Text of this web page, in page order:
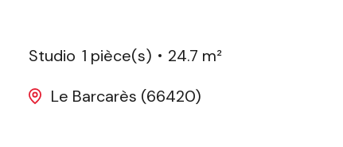
Studio 1 pièce(s)
24.7 m²
Le Barcarès (66420)